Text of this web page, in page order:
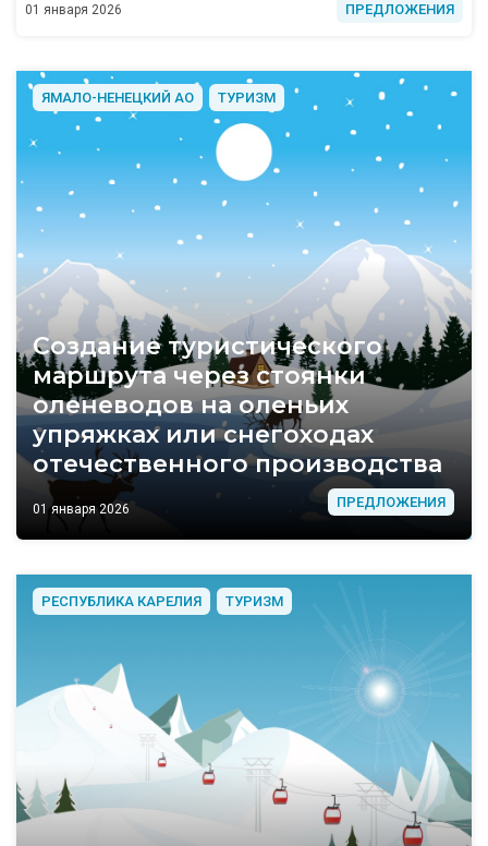
01 января 2026 ПРЕДЛОЖЕНИЯ
Создание туристического
маршрута через стоянки
оленеводов на оленьих
упряжках или снегоходах
отечественного производства
01 января 2026
ЯМАЛО-НЕНЕЦКИЙ АО ТУРИЗМ
ПРЕДЛОЖЕНИЯ
РЕСПУБЛИКА КАРЕЛИЯ ТУРИЗМ